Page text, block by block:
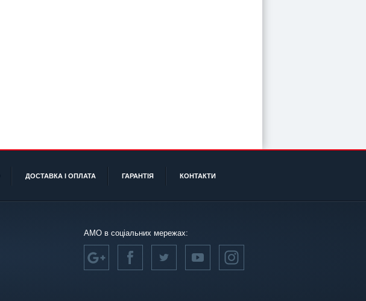
ДОСТАВКА І ОПЛАТА ГАРАНТІЯ КОНТАКТИ
АМО в соціальних мережах: